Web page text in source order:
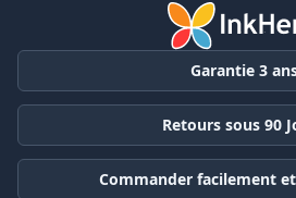
Garantie 3
Retours sous 90
Commander facilement